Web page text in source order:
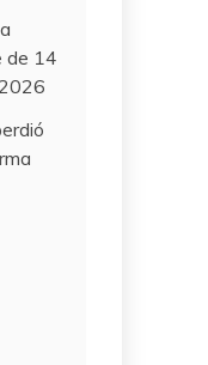
de 14